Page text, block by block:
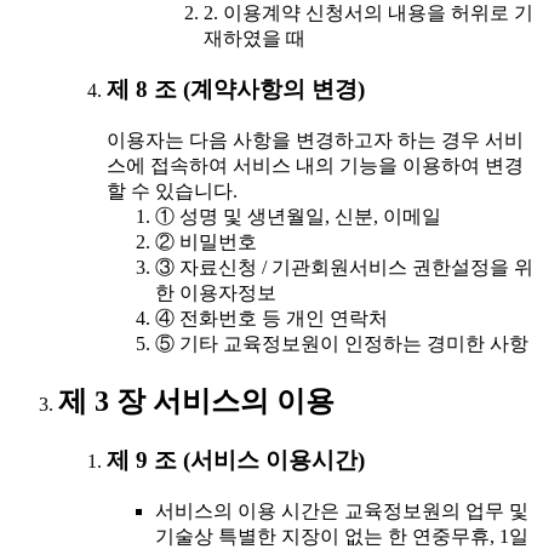
2. 이용계약 신청서의 내용을 허위로 기
재하였을 때
제 8 조 (계약사항의 변경)
이용자는 다음 사항을 변경하고자 하는 경우 서비
스에 접속하여 서비스 내의 기능을 이용하여 변경
할 수 있습니다.
① 성명 및 생년월일, 신분, 이메일
② 비밀번호
③ 자료신청 / 기관회원서비스 권한설정을 위
한 이용자정보
④ 전화번호 등 개인 연락처
⑤ 기타 교육정보원이 인정하는 경미한 사항
제 3 장 서비스의 이용
제 9 조 (서비스 이용시간)
서비스의 이용 시간은 교육정보원의 업무 및
기술상 특별한 지장이 없는 한 연중무휴, 1일